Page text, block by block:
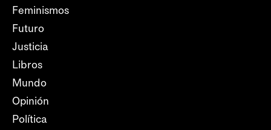
Feminismos
Futuro
Justicia
Libros
Mundo
Opinión
Política